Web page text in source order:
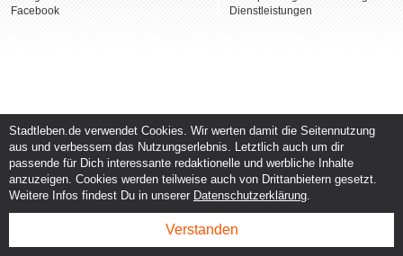
Facebook
Dienstleistungen
Stadtleben.de verwendet Cookies. Wir werten damit die Seitennutzung
aus und verbessern das Nutzungserlebnis. Letztlich auch um dir
passende für Dich interessante redaktionelle und werbliche Inhalte
anzuzeigen. Cookies werden teilweise auch von Drittanbietern gesetzt.
Weitere Infos findest Du in unserer Datenschutzerklärung.
Verstanden